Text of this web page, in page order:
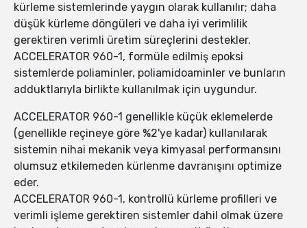
kürleme sistemlerinde yaygın olarak kullanılır; daha
düşük kürleme döngüleri ve daha iyi verimlilik
gerektiren verimli üretim süreçlerini destekler.
ACCELERATOR 960-1, formüle edilmiş epoksi
sistemlerde poliaminler, poliamidoaminler ve bunların
adduktlarıyla birlikte kullanılmak için uygundur.
ACCELERATOR 960-1 genellikle küçük eklemelerde
(genellikle reçineye göre %2'ye kadar) kullanılarak
sistemin nihai mekanik veya kimyasal performansını
olumsuz etkilemeden kürlenme davranışını optimize
eder.
ACCELERATOR 960-1, kontrollü kürleme profilleri ve
verimli işleme gerektiren sistemler dahil olmak üzere